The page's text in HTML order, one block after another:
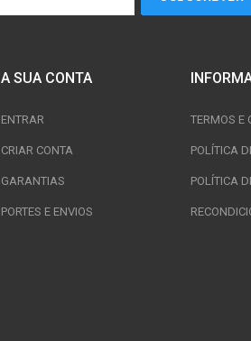
A SUA CONTA
ENTRAR
CRIAR CONTA
GARANTIAS
PORTES E ENVIOS
TERMOS E
POLÍTICA
POLÍTICA